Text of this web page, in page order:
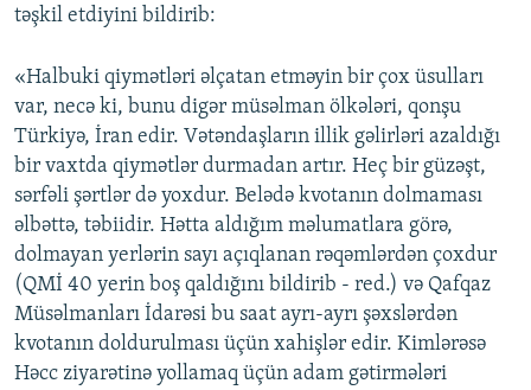
təşkil etdiyini bildirib:
«Halbuki qiymətləri əlçatan etməyin bir çox üsulları
var, necə ki, bunu digər müsəlman ölkələri, qonşu
Türkiyə, İran edir. Vətəndaşların illik gəlirləri azaldığı
bir vaxtda qiymətlər durmadan artır. Heç bir güzəşt,
sərfəli şərtlər də yoxdur. Belədə kvotanın dolmaması
əlbəttə, təbiidir. Hətta aldığım məlumatlara görə,
dolmayan yerlərin sayı açıqlanan rəqəmlərdən çoxdur
(QMİ 40 yerin boş qaldığını bildirib - red.) və Qafqaz
Müsəlmanları İdarəsi bu saat ayrı-ayrı şəxslərdən
kvotanın doldurulması üçün xahişlər edir. Kimlərəsə
Həcc ziyarətinə yollamaq üçün adam gətirmələri